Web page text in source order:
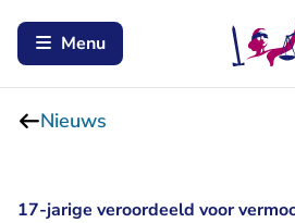
Menu
Nieuws
17-jarige veroordeeld voor